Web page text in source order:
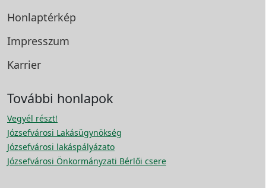
Honlaptérkép
Impresszum
Karrier
További honlapok
Vegyél részt!
Józsefvárosi Lakásügynökség
Józsefvárosi lakáspályázato
Józsefvárosi Önkormányzati Bérlői csere